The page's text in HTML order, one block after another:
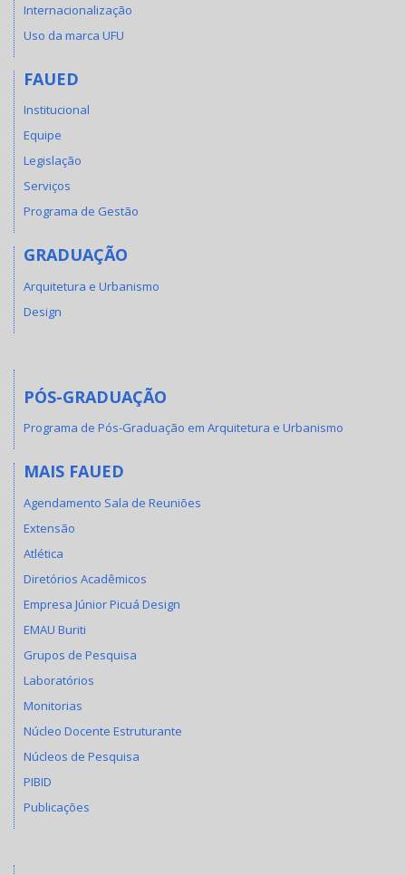
Internacionalização
Uso da marca UFU
FAUED
Institucional
Equipe
Legislação
Serviços
Programa de Gestão
GRADUAÇÃO
Arquitetura e Urbanismo
Design
PÓS-GRADUAÇÃO
Programa de Pós-Graduação em Arquitetura e Urbanismo
MAIS FAUED
Agendamento Sala de Reuniões
Extensão
Atlética
Diretórios Acadêmicos
Empresa Júnior Picuá Design
EMAU Buriti
Grupos de Pesquisa
Laboratórios
Monitorias
Núcleo Docente Estruturante
Núcleos de Pesquisa
PIBID
Publicações